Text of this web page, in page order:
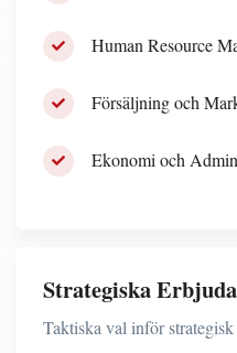
Human Resource
Försäljning och
Ekonomi och
Strategiska
Taktiska val inför